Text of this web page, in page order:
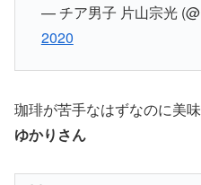
— チア男子 片山宗光
2020
珈琲が苦手なはずなのに美
ゆかりさん